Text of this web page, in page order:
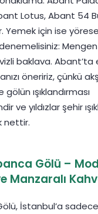
Lotus, Abant 54
Yemek için ise
Mengen
baklava. Abant’ta
öneririz, çünkü
ışıklandırması
ve yıldızlar şehir
nettir.
Gölü –
Manzaralı
İstanbul’a